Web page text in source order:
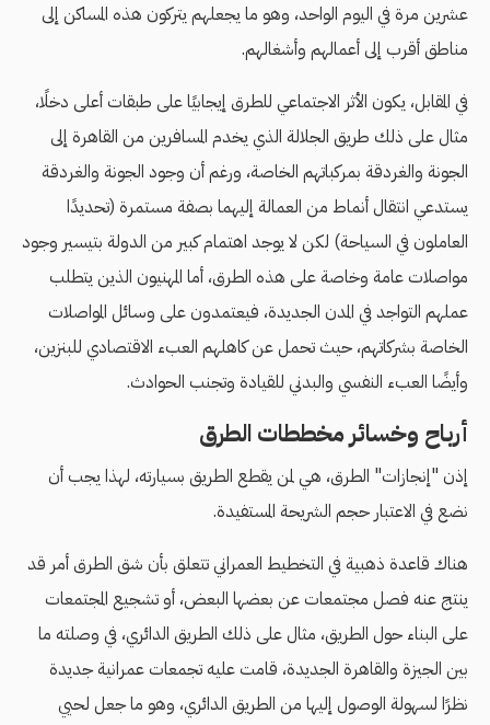
عشرين مرة في اليوم الواحد، وهو ما يجعلهم يتركون هذه المساكن إلى
مناطق أقرب إلى أعمالهم وأشغالهم.
في المقابل، يكون الأثر الاجتماعي للطرق إيجابيًا على طبقات أعلى دخلًا،
مثال على ذلك طريق الجلالة الذي يخدم المسافرين من القاهرة إلى
الجونة والغردقة بمركباتهم الخاصة، ورغم أن وجود الجونة والغردقة
يستدعي انتقال أنماط من العمالة إليهما بصفة مستمرة (تحديدًا
العاملون في السياحة) لكن لا يوجد اهتمام كبير من الدولة بتيسير وجود
مواصلات عامة وخاصة على هذه الطرق، أما المهنيون الذين يتطلب
عملهم التواجد في المدن الجديدة، فيعتمدون على وسائل المواصلات
الخاصة بشركاتهم، حيث تحمل عن كاهلهم العبء الاقتصادي للبنزين،
وأيضًا العبء النفسي والبدني للقيادة وتجنب الحوادث.
أرباح وخسائر مخططات الطرق
إذن "إنجازات" الطرق، هي لمن يقطع الطريق بسيارته، لهذا يجب أن
نضع في الاعتبار حجم الشريحة المستفيدة.
هناك قاعدة ذهبية في التخطيط العمراني تتعلق بأن شق الطرق أمر قد
ينتج عنه فصل مجتمعات عن بعضها البعض، أو تشجيع المجتمعات
على البناء حول الطريق، مثال على ذلك الطريق الدائري، في وصلته ما
بين الجيزة والقاهرة الجديدة، قامت عليه تجمعات عمرانية جديدة
نظرًا لسهولة الوصول إليها من الطريق الدائري، وهو ما جعل لحيي